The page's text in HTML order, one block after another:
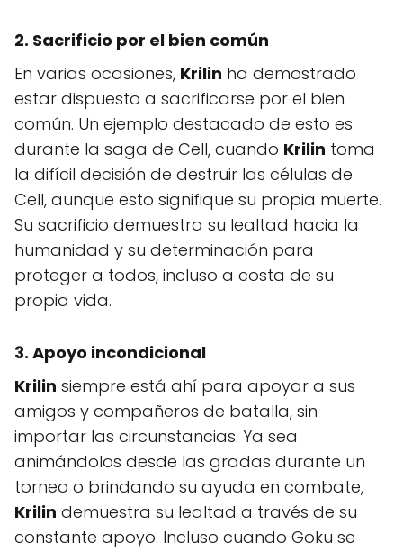
2. Sacrificio por el bien común
En varias ocasiones, Krilin ha demostrado
estar dispuesto a sacrificarse por el bien
común. Un ejemplo destacado de esto es
durante la saga de Cell, cuando Krilin toma
la difícil decisión de destruir las células de
Cell, aunque esto signifique su propia muerte.
Su sacrificio demuestra su lealtad hacia la
humanidad y su determinación para
proteger a todos, incluso a costa de su
propia vida.
3. Apoyo incondicional
Krilin siempre está ahí para apoyar a sus
amigos y compañeros de batalla, sin
importar las circunstancias. Ya sea
animándolos desde las gradas durante un
torneo o brindando su ayuda en combate,
Krilin demuestra su lealtad a través de su
constante apoyo. Incluso cuando Goku se